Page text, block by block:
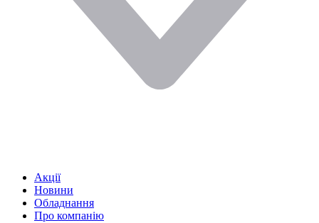
Акції
Новини
Обладнання
Про компанію